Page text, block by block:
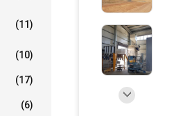
(11)
(10)
(17)
(6)